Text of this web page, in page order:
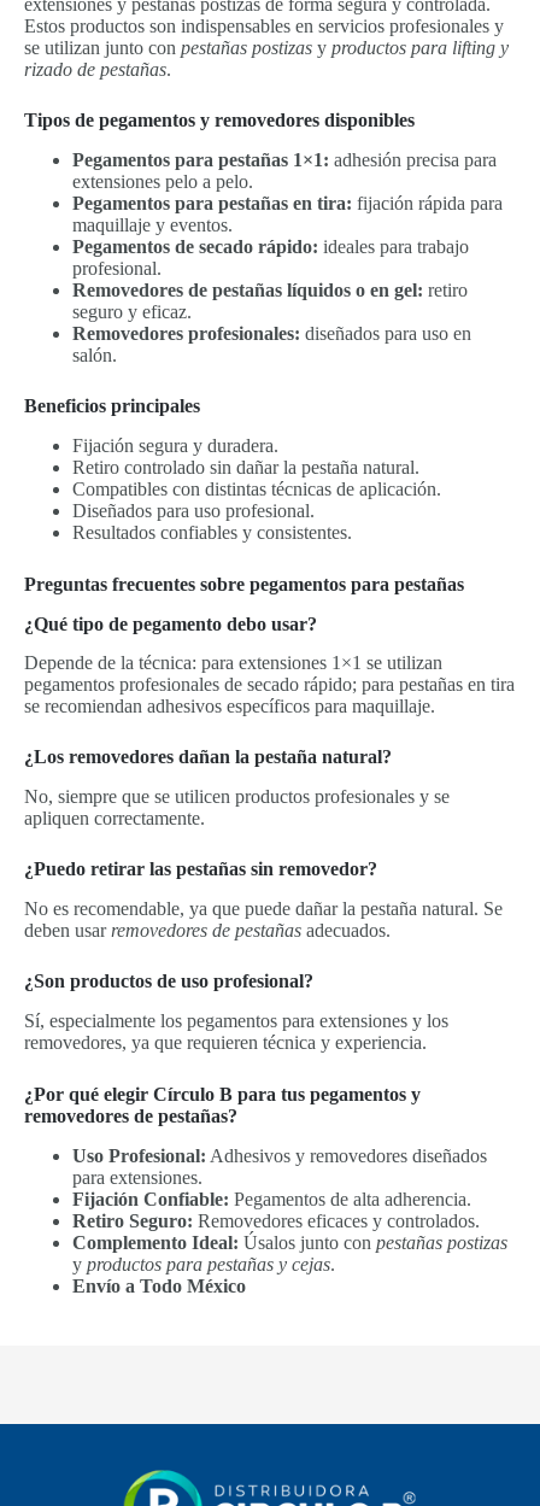
extensiones y pestañas postizas de forma segura y controlada.
Estos productos son indispensables en servicios profesionales y
se utilizan junto con pestañas postizas y productos para lifting y
rizado de pestañas.
Tipos de pegamentos y removedores disponibles
Pegamentos para pestañas 1×1: adhesión precisa para
extensiones pelo a pelo.
Pegamentos para pestañas en tira: fijación rápida para
maquillaje y eventos.
Pegamentos de secado rápido: ideales para trabajo
profesional.
Removedores de pestañas líquidos o en gel: retiro
seguro y eficaz.
Removedores profesionales: diseñados para uso en
salón.
Beneficios principales
Fijación segura y duradera.
Retiro controlado sin dañar la pestaña natural.
Compatibles con distintas técnicas de aplicación.
Diseñados para uso profesional.
Resultados confiables y consistentes.
Preguntas frecuentes sobre pegamentos para pestañas
¿Qué tipo de pegamento debo usar?
Depende de la técnica: para extensiones 1×1 se utilizan
pegamentos profesionales de secado rápido; para pestañas en tira
se recomiendan adhesivos específicos para maquillaje.
¿Los removedores dañan la pestaña natural?
No, siempre que se utilicen productos profesionales y se
apliquen correctamente.
¿Puedo retirar las pestañas sin removedor?
No es recomendable, ya que puede dañar la pestaña natural. Se
deben usar removedores de pestañas adecuados.
¿Son productos de uso profesional?
Sí, especialmente los pegamentos para extensiones y los
removedores, ya que requieren técnica y experiencia.
¿Por qué elegir Círculo B para tus pegamentos y
removedores de pestañas?
Uso Profesional: Adhesivos y removedores diseñados
para extensiones.
Fijación Confiable: Pegamentos de alta adherencia.
Retiro Seguro: Removedores eficaces y controlados.
Complemento Ideal: Úsalos junto con pestañas postizas
y productos para pestañas y cejas.
Envío a Todo México